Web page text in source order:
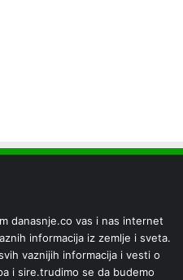
danasnje.co vas i nas internet
informacija iz zemlje i sveta.
vaznijih informacija i vesti o
i sire.trudimo se da budemo